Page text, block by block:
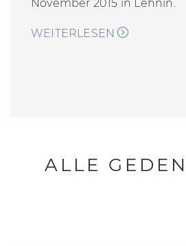
November 2015 in Lehnin.
WEITERLESEN
ALLE